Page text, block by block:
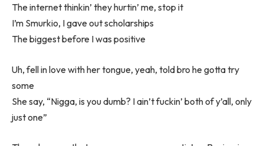
The internet thinkin’ they hurtin’ me, stop it
I’m Smurkio, I gave out scholarships
The biggest before I was positive
Uh, fell in love with her tongue, yeah, told bro he gotta try
some
She say, “Nigga, is you dumb? I ain’t fuckin’ both of y’all, only
just one”